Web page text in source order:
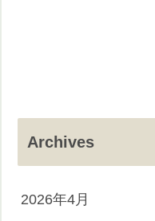
Archives
2026年4月